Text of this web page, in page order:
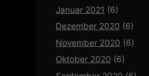
Januar 2021 (6)
Dezember 2020 (6)
November 2020 (6)
Oktober 2020 (6)